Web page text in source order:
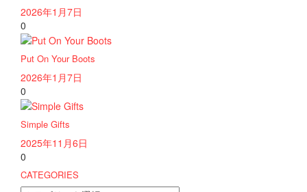
2026年1月7日
0
Put On Your Boots
2026年1月7日
0
Simple Gifts
2025年11月6日
0
CATEGORIES